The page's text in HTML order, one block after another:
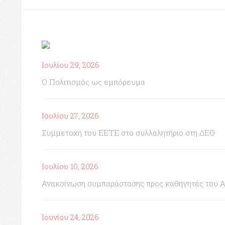
Ιουλίου 29, 2026
Ο Πολιτισμός ως εμπόρευμα
Ιουλίου 27, 2026
Συμμετοχή του ΕΕΤΕ στο συλλαλητήριο στη ΔΕΘ
Ιουλίου 10, 2026
Ανακοίνωση συμπαράστασης προς καθηγητές του
Ιουνίου 24, 2026